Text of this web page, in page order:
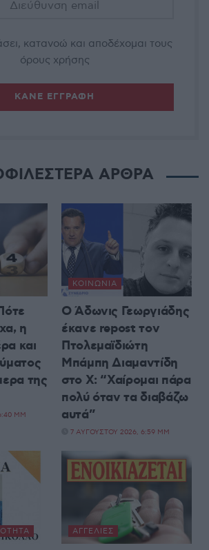
κατανοώ και αποδέχομαι τους
όρους χρήσης
ΑΡΘΡΑ
η
και
της
ΜΜ
ΚΟΙΝΩΝΊΑ
Ο Άδωνις Γεωργιάδης
έκανε repost τον
Πτολεμαϊδιώτη
Μπάμπη Διαμαντίδη
στο X: “Χαίρομαι πάρα
πολύ όταν τα διαβάζω
αυτά”
7 ΑΥΓΟΎΣΤΟΥ 2026, 6:59 ΜΜ
ΑΓΓΕΛΊΕΣ